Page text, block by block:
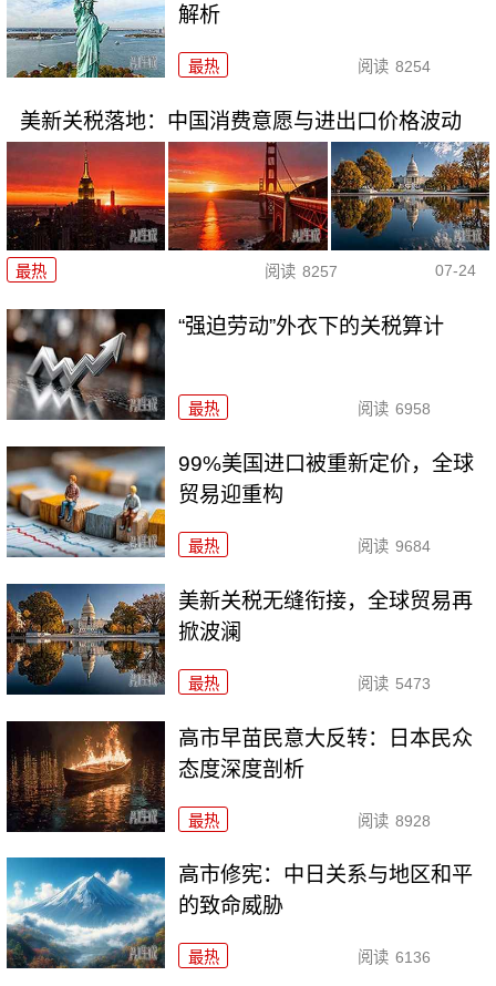
解析
最热 阅读 8254
美新关税落地：中国消费意愿与进出口价格波动
最热 阅读 8257 07-24
“强迫劳动”外衣下的关税算计
最热 阅读 6958
99%美国进口被重新定价，全球
贸易迎重构
最热 阅读 9684
美新关税无缝衔接，全球贸易再
掀波澜
最热 阅读 5473
高市早苗民意大反转：日本民众
态度深度剖析
最热 阅读 8928
高市修宪：中日关系与地区和平
的致命威胁
最热 阅读 6136